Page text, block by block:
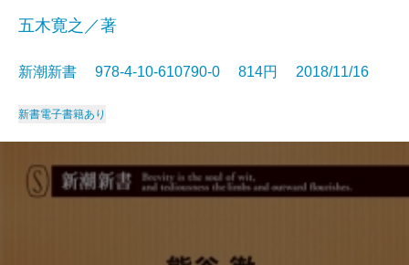
五木寛之／著
新潮新書 978-4-10-610790-0 814円 2018/11/16
新書電子書籍あり